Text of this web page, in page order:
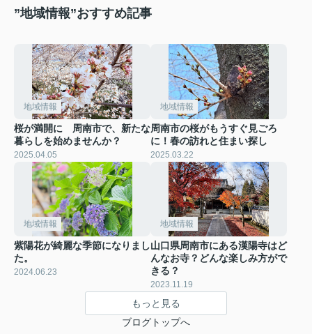
”地域情報”おすすめ記事
地域情報
桜が満開に 周南市で、新たな
暮らしを始めませんか？
2025.04.05
地域情報
周南市の桜がもうすぐ見ごろ
に！春の訪れと住まい探し
2025.03.22
地域情報
紫陽花が綺麗な季節になりまし
た。
2024.06.23
地域情報
山口県周南市にある漢陽寺はど
んなお寺？どんな楽しみ方がで
きる？
2023.11.19
もっと見る
ブログトップへ